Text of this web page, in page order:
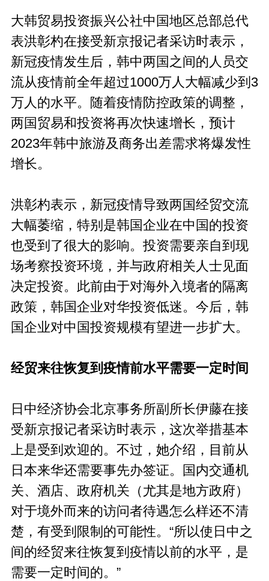
大韩贸易投资振兴公社中国地区总部总代
表洪彰杓在接受新京报记者采访时表示，
新冠疫情发生后，韩中两国之间的人员交
流从疫情前全年超过1000万人大幅减少到3
万人的水平。随着疫情防控政策的调整，
两国贸易和投资将再次快速增长，预计
2023年韩中旅游及商务出差需求将爆发性
增长。
洪彰杓表示，新冠疫情导致两国经贸交流
大幅萎缩，特别是韩国企业在中国的投资
也受到了很大的影响。投资需要亲自到现
场考察投资环境，并与政府相关人士见面
决定投资。此前由于对海外入境者的隔离
政策，韩国企业对华投资低迷。今后，韩
国企业对中国投资规模有望进一步扩大。
经贸来往恢复到疫情前水平需要一定时间
日中经济协会北京事务所副所长伊藤在接
受新京报记者采访时表示，这次举措基本
上是受到欢迎的。不过，她介绍，目前从
日本来华还需要事先办签证。国内交通机
关、酒店、政府机关（尤其是地方政府）
对于境外而来的访问者待遇怎么样还不清
楚，有受到限制的可能性。“所以使日中之
间的经贸来往恢复到疫情以前的水平，是
需要一定时间的。”